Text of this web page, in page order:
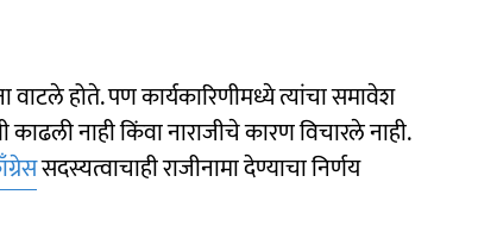
होते. पण कार्यकारिणीमध्ये त्यांचा समावेश
नाही किंवा नाराजीचे कारण विचारले नाही.
सदस्यत्वाचाही राजीनामा देण्याचा निर्णय